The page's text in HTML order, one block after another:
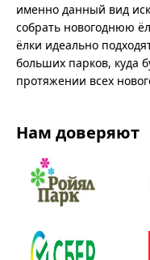
именно данный вид
собрать новогоднюю
ёлки идеально
больших парков, куда
протяжении всех
Нам доверяют